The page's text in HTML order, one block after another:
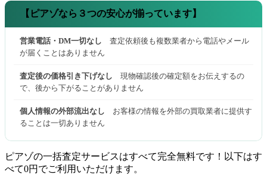
【ピアゾなら３つの安心が揃っています】
営業電話・DM一切なし 査定依頼後も複数業者から電話やメール
が届くことはありません
査定後の価格引き下げなし 現物確認後の確定額をお伝えするの
で、後から下がることがありません
個人情報の外部流出なし お客様の情報を外部の買取業者に提供す
ることは一切ありません
ピアゾの一括査定サービスはすべて完全無料です！以下はす
べて0円でご利用いただけます。